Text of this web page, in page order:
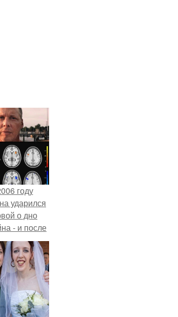
году
ударился
о дно
- и после
его жизнь
самым
образом.